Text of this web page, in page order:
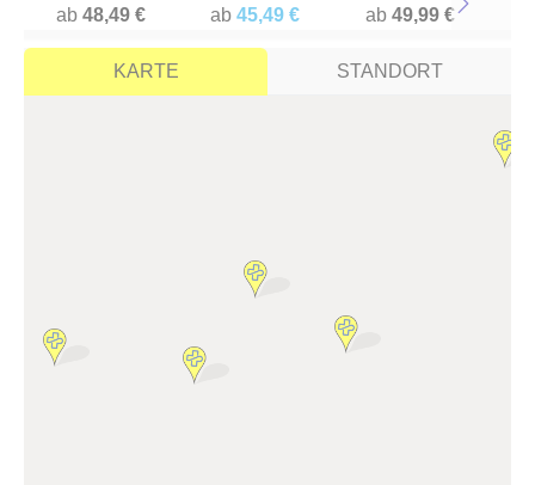
ab48,49 € ab45,49 € ab 49,99 €Next
KARTE STANDORT